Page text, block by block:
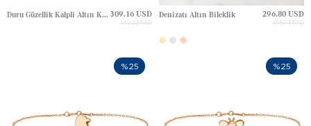
Duru Güzellik Kalpli Altın Kuğu Bileklik 309.16 USD
412.22 USD
Denizatı Altın Bileklik 296.80 USD
395.73 USD
%25 %25